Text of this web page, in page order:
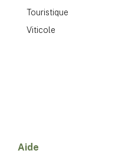
Touristique
Viticole
Aide